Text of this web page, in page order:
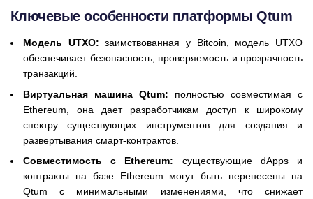
Ключевые особенности платформы Qtum
Модель UTXO:заимствованная у Bitcoin, модель UTXO
обеспечивает безопасность, проверяемость и прозрачность
транзакций.
Виртуальная машина Qtum: полностью совместимая с
Ethereum, она дает разработчикам доступ к широкому
спектру существующих инструментов для создания и
развертывания смарт-контрактов.
Совместимость с Ethereum: существующие dApps и
контракты на базе Ethereum могут быть перенесены на
Qtum с минимальными изменениями, что снижает